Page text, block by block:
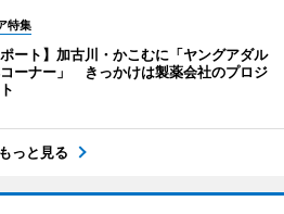
特集
ポート】加古川・かこむに「ヤングアダル
コーナー」 きっかけは製薬会社のプロジ
もっと見る